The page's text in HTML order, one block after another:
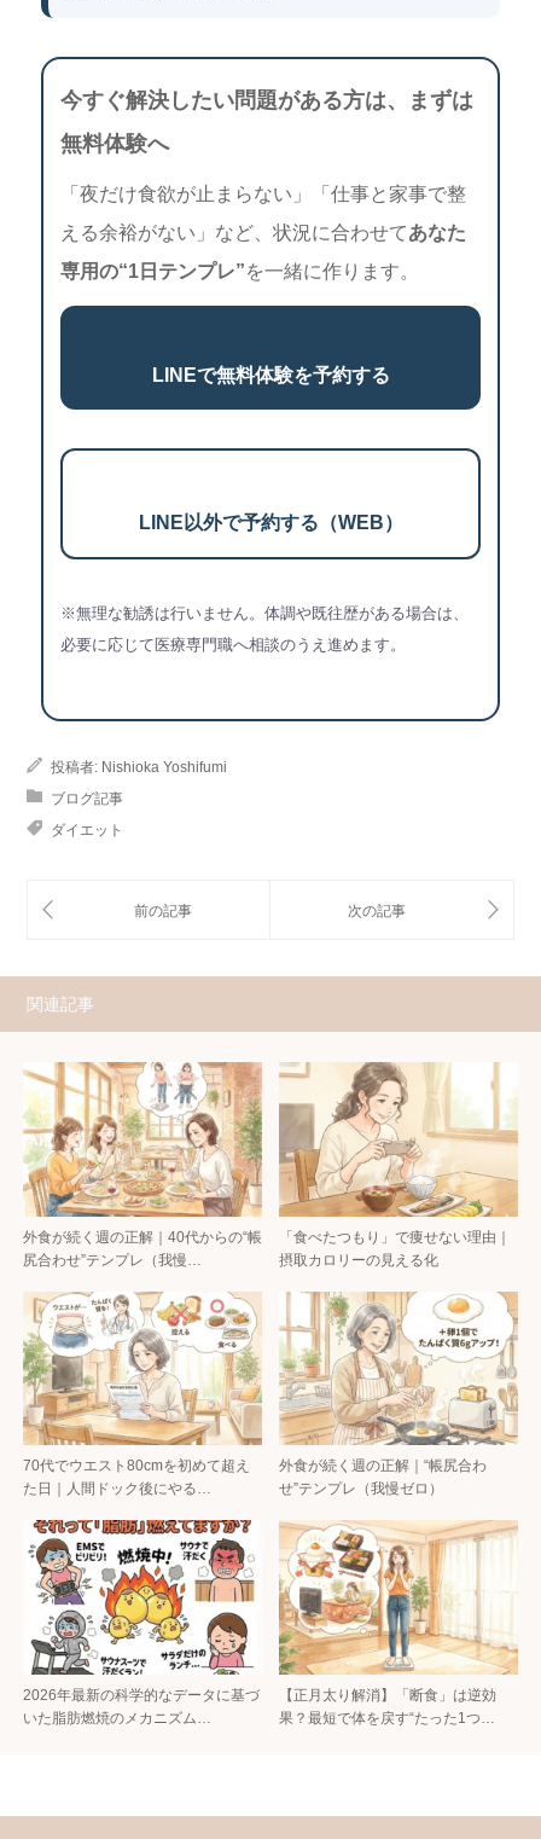
今すぐ解決したい問題がある方は、まずは
無料体験へ
「夜だけ食欲が止まらない」「仕事と家事で整
える余裕がない」など、状況に合わせてあなた
専用の“1日テンプレ”を一緒に作ります。
LINEで無料体験を予約する
LINE以外で予約する（WEB）
※無理な勧誘は行いません。体調や既往歴がある場合は、
必要に応じて医療専門職へ相談のうえ進めます。
投稿者: Nishioka Yoshifumi
ブログ記事
ダイエット
関連記事
外食が続く週の正解｜40代からの“帳
尻合わせ”テンプレ（我慢…
「食べたつもり」で痩せない理由｜
摂取カロリーの見える化
70代でウエスト80cmを初めて超え
た日｜人間ドック後にやる…
外食が続く週の正解｜“帳尻合わ
せ”テンプレ（我慢ゼロ）
2026年最新の科学的なデータに基づ
いた脂肪燃焼のメカニズム…
【正月太り解消】「断食」は逆効
果？最短で体を戻す“たった1つ…